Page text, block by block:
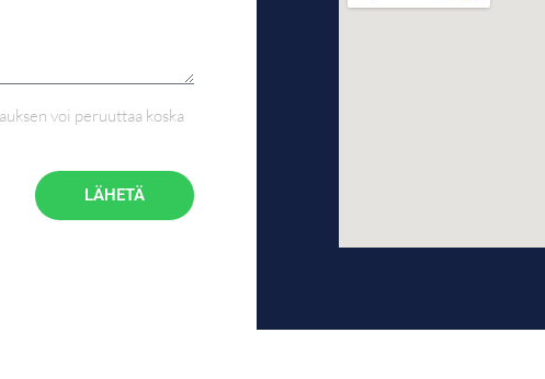
voi peruuttaa koska
LÄHETÄ